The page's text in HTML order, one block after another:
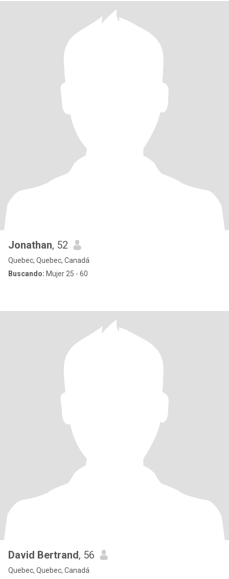
Jonathan, 52
Quebec, Quebec, Canadá
Buscando: Mujer 25 - 60
David Bertrand, 56
Quebec, Quebec, Canadá